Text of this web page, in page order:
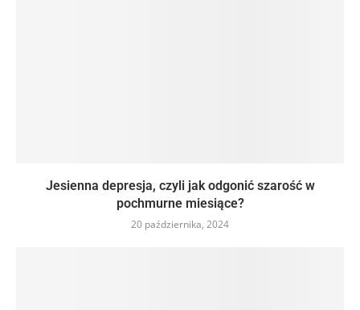
Jesienna depresja, czyli jak odgonić szarość w
pochmurne miesiące?
20 października, 2024